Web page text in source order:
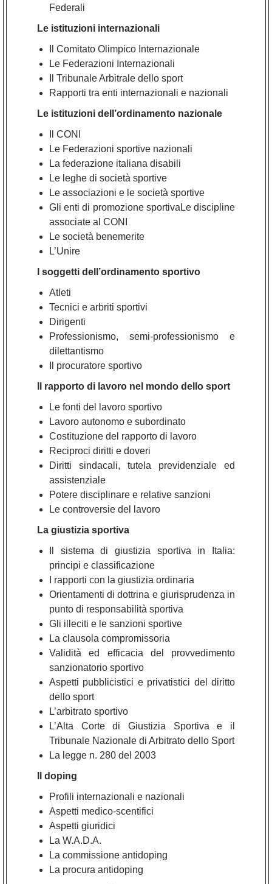
Federali
Le istituzioni internazionali
Il Comitato Olimpico Internazionale
Le Federazioni Internazionali
Il Tribunale Arbitrale dello sport
Rapporti tra enti internazionali e nazionali
Le istituzioni dell’ordinamento nazionale
Il CONI
Le Federazioni sportive nazionali
La federazione italiana disabili
Le leghe di società sportive
Le associazioni e le società sportive
Gli enti di promozione sportivaLe discipline
associate al CONI
Le società benemerite
L’Unire
I soggetti dell’ordinamento sportivo
Atleti
Tecnici e arbriti sportivi
Dirigenti
Professionismo, semi-professionismo e
dilettantismo
Il procuratore sportivo
Il rapporto di lavoro nel mondo dello sport
Le fonti del lavoro sportivo
Lavoro autonomo e subordinato
Costituzione del rapporto di lavoro
Reciproci diritti e doveri
Diritti sindacali, tutela previdenziale ed
assistenziale
Potere disciplinare e relative sanzioni
Le controversie del lavoro
La giustizia sportiva
Il sistema di giustizia sportiva in Italia:
principi e classificazione
I rapporti con la giustizia ordinaria
Orientamenti di dottrina e giurisprudenza in
punto di responsabilità sportiva
Gli illeciti e le sanzioni sportive
La clausola compromissoria
Validità ed efficacia del provvedimento
sanzionatorio sportivo
Aspetti pubblicistici e privatistici del diritto
dello sport
L’arbitrato sportivo
L’Alta Corte di Giustizia Sportiva e il
Tribunale Nazionale di Arbitrato dello Sport
La legge n. 280 del 2003
Il doping
Profili internazionali e nazionali
Aspetti medico-scentifici
Aspetti giuridici
La W.A.D.A.
La commissione antidoping
La procura antidoping